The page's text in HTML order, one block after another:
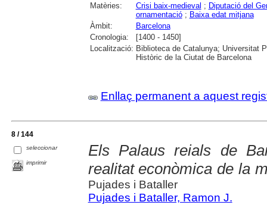
Matèries: Crisi baix-medieval ; Diputació del
ornamentació; Baixa edat mitjana
Àmbit:
Barcelona
Cronologia:
[1400 - 1450]
Localització: Biblioteca de Catalunya; Universitat
Històric de la Ciutat de Barcelona
Enllaç permanent a aquest
8 / 144
seleccionar
imprimir
Els Palaus reials de
realitat econòmica de la
Pujades i Bataller
Pujades i Bataller, Ramon J.